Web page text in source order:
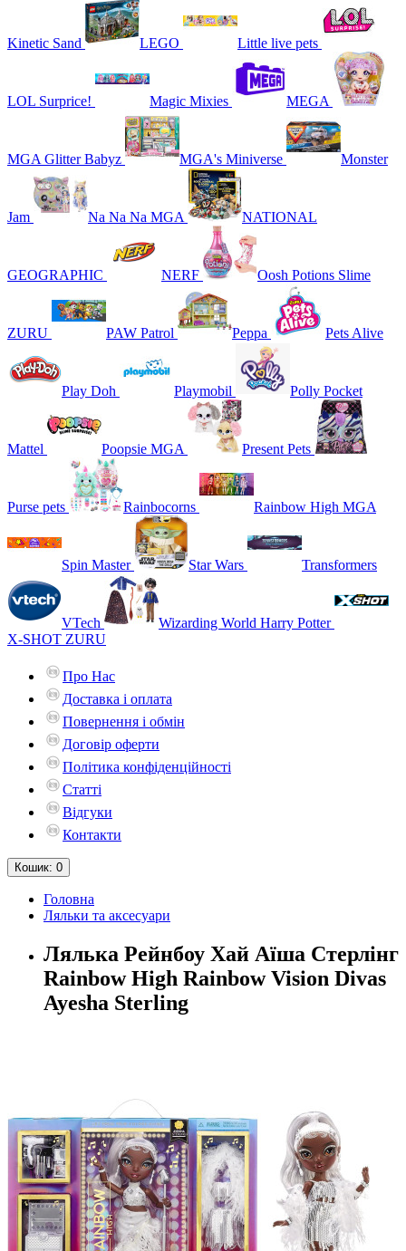
Kinetic Sand LEGO Little live pets
LOL Surprice! Magic Mixies MEGA
MGA Glitter Babyz MGA's Miniverse Monster
Jam Na Na Na MGA NATIONAL
GEOGRAPHIC NERF Oosh Potions Slime
ZURU PAW Patrol Peppa Pets Alive
Play Doh Playmobil Polly Pocket
Mattel Poopsie MGA Present Pets
Purse pets Rainbocorns Rainbow High MGA
Spin Master Star Wars Transformers
VTech
Wizarding World Harry Potter
X-SHOT ZURU
Про Нас
Доставка і оплата
Повернення і обмін
Договір оферти
Політика конфіденційності
Статті
Відгуки
Контакти
Кошик: 0
Головна
Ляльки та аксесуари
Лялька Рейнбоу Хай Аїша Стерлінг
Rainbow High Rainbow Vision Divas
Ayesha Sterling